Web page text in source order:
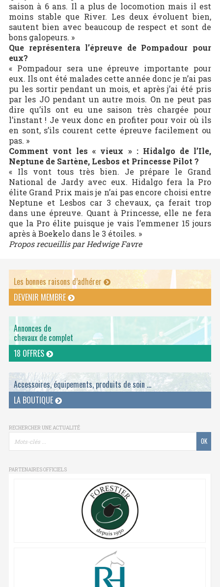
saison à 6 ans. Il a plus de locomotion mais il est
moins stable que River. Les deux évoluent bien,
sautent bien avec beaucoup de respect et sont de
bons galopeurs. »
Que représentera l’épreuve de Pompadour pour
eux?
« Pompadour sera une épreuve importante pour
eux. Ils ont été malades cette année donc je n’ai pas
pu les sortir pendant un mois, et après j’ai été pris
par les JO pendant un autre mois. On ne peut pas
dire qu’ils ont eu une saison très chargée pour
l’instant ! Je veux donc en profiter pour voir où ils
en sont, s’ils courent cette épreuve facilement ou
pas. »
Comment vont les « vieux » : Hidalgo de l’Ile,
Neptune de Sartène, Lesbos et Princesse Pilot ?
« Ils vont tous très bien. Je prépare le Grand
National de Jardy avec eux. Hidalgo fera la Pro
élite Grand Prix mais je n’ai pas encore choisi entre
Neptune et Lesbos car 3 chevaux, ça ferait trop
dans une épreuve. Quant à Princesse, elle ne fera
que la Pro élite puisque je vais l’emmener 15 jours
après à Boekelo dans le 3 étoiles. »
Propos recueillis par Hedwige Favre
Les bonnes raisons d’adhérer
DEVENIR MEMBRE
Annonces de
chevaux de complet
18 OFFRES
Accessoires, équipements, produits de soin ...
LA BOUTIQUE
RECHERCHER UNE ACTUALITÉ
PARTENAIRES OFFICIELS